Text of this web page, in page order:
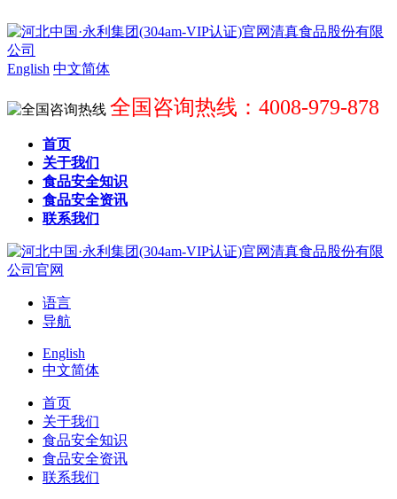
English 中文简体
全国咨询热线：4008-979-878
首页
关于我们
食品安全知识
食品安全资讯
联系我们
语言
导航
English
中文简体
首页
关于我们
食品安全知识
食品安全资讯
联系我们